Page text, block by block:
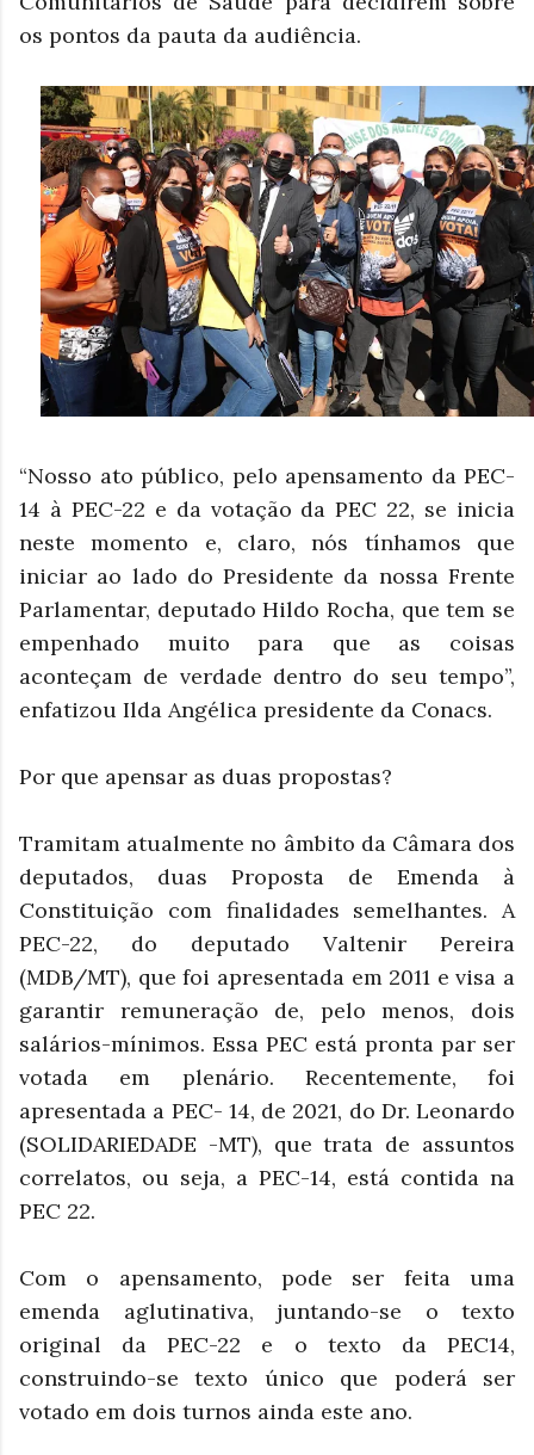
os pontos da pauta da audiência.
“Nosso ato público, pelo apensamento da PEC-
14 à PEC-22 e da votação da PEC 22, se inicia
neste momento e, claro, nós tínhamos que
iniciar ao lado do Presidente da nossa Frente
Parlamentar, deputado Hildo Rocha, que tem se
empenhado muito para que as coisas
aconteçam de verdade dentro do seu tempo”,
enfatizou Ilda Angélica presidente da Conacs.
Por que apensar as duas propostas?
Tramitam atualmente no âmbito da Câmara dos
deputados, duas Proposta de Emenda à
Constituição com finalidades semelhantes. A
PEC-22, do deputado Valtenir Pereira
(MDB/MT), que foi apresentada em 2011 e visa a
garantir remuneração de, pelo menos, dois
salários-mínimos. Essa PEC está pronta par ser
votada em plenário. Recentemente, foi
apresentada a PEC- 14, de 2021, do Dr. Leonardo
(SOLIDARIEDADE -MT), que trata de assuntos
correlatos, ou seja, a PEC-14, está contida na
PEC 22.
Com o apensamento, pode ser feita uma
emenda aglutinativa, juntando-se o texto
original da PEC-22 e o texto da PEC14,
construindo-se texto único que poderá ser
votado em dois turnos ainda este ano.